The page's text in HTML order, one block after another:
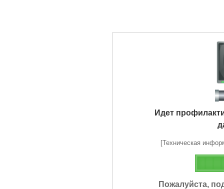
Идет
[Техническая
Пожалуйста,